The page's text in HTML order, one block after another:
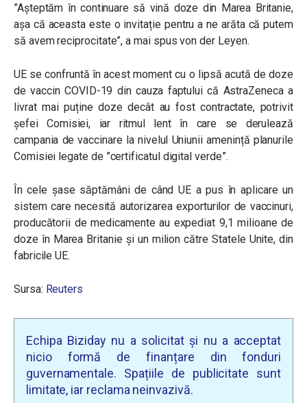
”Așteptăm în continuare să vină doze din Marea Britanie,
așa că aceasta este o invitație pentru a ne arăta că putem
să avem reciprocitate”,a mai spus von der Leyen.
UE se confruntă în acest moment cu o lipsă acută de doze
de vaccin COVID-19 din cauza faptului că AstraZeneca a
livrat mai puține doze decât au fost contractate, potrivit
șefei Comisiei, iar ritmul lent în care se derulează
campania de vaccinare la nivelul Uniunii amenință planurile
Comisiei legate de ”certificatul digital verde”.
În cele șase săptămâni de când UE a pus în aplicare un
sistem care necesită autorizarea exporturilor de vaccinuri,
producătorii de medicamente au expediat 9,1 milioane de
doze în Marea Britanie și un milion către Statele Unite, din
fabricile UE.
Sursa: Reuters
Echipa Biziday nu a solicitat și nu a acceptat
nicio formă de finanțare din fonduri
guvernamentale. Spațiile de publicitate sunt
limitate, iar reclama neinvazivă.